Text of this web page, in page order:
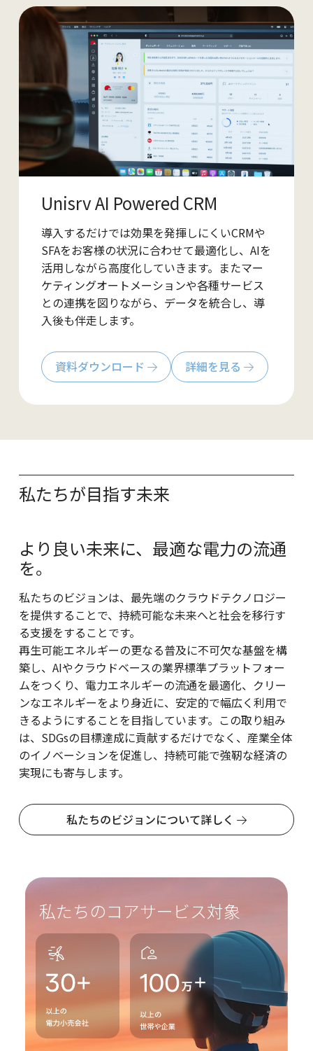
Unisrv AI Powered CRM
導入するだけでは効果を発揮しにくいCRMや
SFAをお客様の状況に合わせて最適化し、AIを
活用しながら高度化していきます。またマー
ケティングオートメーションや各種サービス
との連携を図りながら、データを統合し、導
入後も伴走します。
資料ダウンロード 詳細を見る
私たちが目指す未来
より良い未来に、最適な電力の流通
を。
私たちのビジョンは、最先端のクラウドテクノロジー
を提供することで、持続可能な未来へと社会を移行す
る支援をすることです。
再生可能エネルギーの更なる普及に不可欠な基盤を構
築し、AIやクラウドベースの業界標準プラットフォー
ムをつくり、電力エネルギーの流通を最適化、クリー
ンなエネルギーをより身近に、安定的で幅広く利用で
きるようにすることを目指しています。この取り組み
は、SDGsの目標達成に貢献するだけでなく、産業全体
のイノベーションを促進し、持続可能で強靭な経済の
実現にも寄与します。
私たちのビジョンについて詳しく
私たちのコアサービス対象